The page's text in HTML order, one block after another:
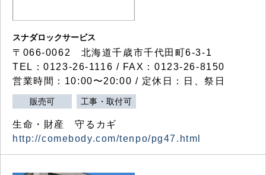
スナダロックサービス
〒066-0062 北海道千歳市千代田町6-3-1
TEL：0123-26-1116 / FAX：0123-26-8150
営業時間：10:00〜20:00 / 定休日：日、祭日
販売可 工事・取付可
生命・財産 守るカギ
http://comebody.com/tenpo/pg47.html